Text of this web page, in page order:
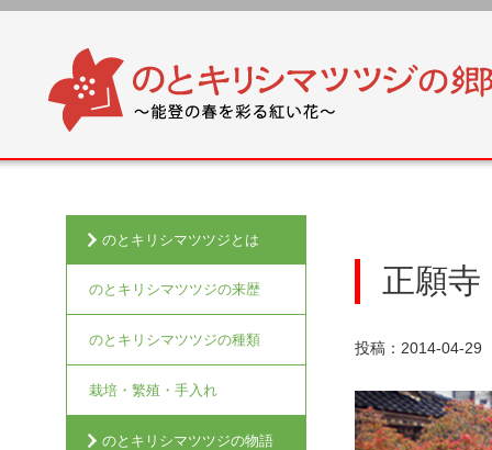
正願寺
投稿：2014-04-29
のとキリシマツツジとは
のとキリシマツツジの来歴
のとキリシマツツジの種類
栽培・繁殖・手入れ
のとキリシマツツジの物語